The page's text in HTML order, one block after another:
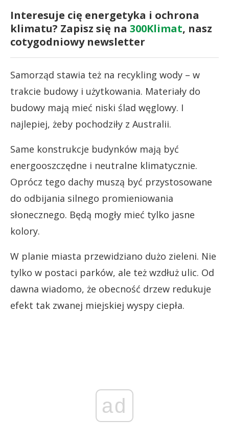
Interesuje cię energetyka i ochrona
klimatu? Zapisz się na 300Klimat, nasz
cotygodniowy newsletter
Samorząd stawia też na recykling wody – w
trakcie budowy i użytkowania. Materiały do
budowy mają mieć niski ślad węglowy. I
najlepiej, żeby pochodziły z Australii.
Same konstrukcje budynków mają być
energooszczędne i neutralne klimatycznie.
Oprócz tego dachy muszą być przystosowane
do odbijania silnego promieniowania
słonecznego. Będą mogły mieć tylko jasne
kolory.
W planie miasta przewidziano dużo zieleni. Nie
tylko w postaci parków, ale też wzdłuż ulic. Od
dawna wiadomo, że obecność drzew redukuje
efekt tak zwanej miejskiej wyspy ciepła.
ad